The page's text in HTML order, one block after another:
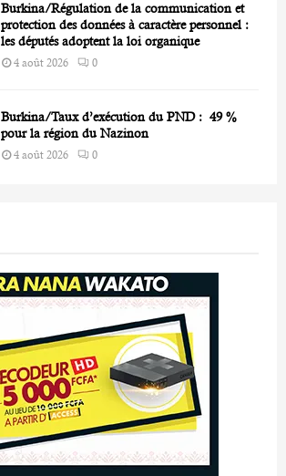
Burkina/Régulation de la communication et
protection des données à caractère personnel :
les députés adoptent la loi organique
4 août 2026 0
Burkina/Taux d’exécution du PND : 49 %
pour la région du Nazinon
4 août 2026 0